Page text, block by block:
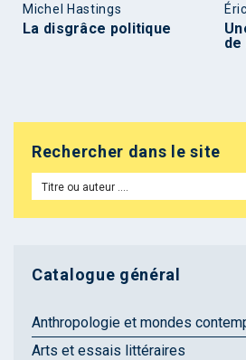
Michel Hastings
La disgrâce politique
de
Rechercher dans le site
Catalogue général
Anthropologie et mondes
Arts et essais littéraires